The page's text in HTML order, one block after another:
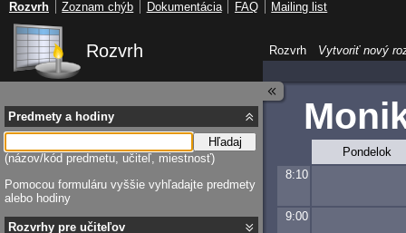
Rozvrh
Pondelok
8:10
9:00
Predmety a hodiny
Hľadaj
(názov/kód predmetu, učiteľ, miestnosť)
Pomocou formuláru vyššie vyhľadajte predmety
alebo hodiny
Rozvrhy pre učiteľov
Rozvrh Vytvoriť nový
Rozvrh Zoznam chýb Dokumentácia FAQ Mailing list